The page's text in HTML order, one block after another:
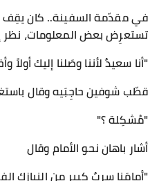
في مقدّمة السفينة.. كان يقِف
تستعرِض بعض المعلومات، نظر
"أنا سعيدٌ لأننا وصَلنا إليك
قطّب شوفين حاجِبَيه وقال
"مُشكِلة ؟"
أشار باهان نحو الأمام وقال
"أمامَنا سِربٌ كبير من النيازِك